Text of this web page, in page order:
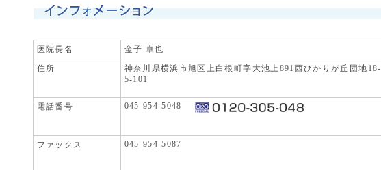
6月、7月の休診日のお知らせ
あらかじめご了承頂きます様、お願いいたします。
※6/1 (月)、6/11 (木) 午前休診
医院長名
金子 卓也
住所
神奈川県横浜市旭区上白根町字大池上891西ひかりが丘団地18-
5-101
電話番号 045-954-5048
ファックス 045-954-5087